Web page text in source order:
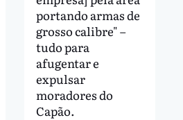
portando armas de
grosso calibre" –
tudo para
afugentar e
expulsar
moradores do
Capão.